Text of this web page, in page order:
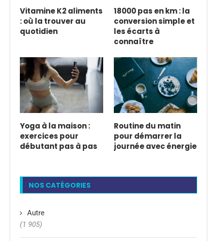
Vitamine K2 aliments
: où la trouver au
quotidien
18000 pas en km : la
conversion simple et
les écarts à
connaître
Yoga à la maison :
exercices pour
débutant pas à pas
Routine du matin
pour démarrer la
journée avec énergie
NOS CATÉGORIES
Autre
(1 905)